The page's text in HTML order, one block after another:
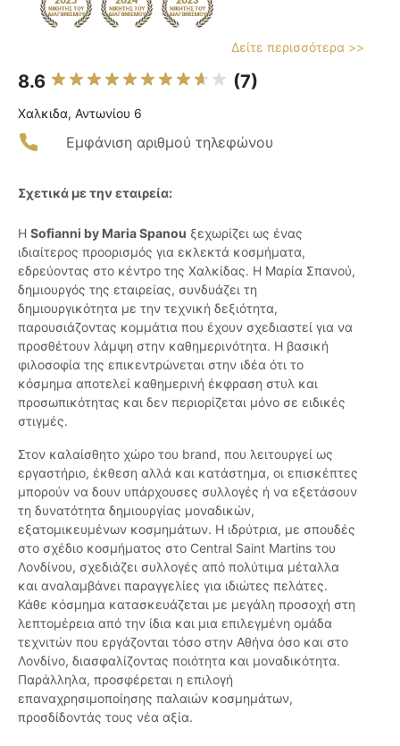
Δείτε περισσότερα >>
8.6 (7)
Χαλκιδα, Αντωνίου 6
Εμφάνιση αριθμού τηλεφώνου
Σχετικά με την εταιρεία:
Η Sofianni by Maria Spanou ξεχωρίζει ως ένας
ιδιαίτερος προορισμός για εκλεκτά κοσμήματα,
εδρεύοντας στο κέντρο της Χαλκίδας. Η Μαρία Σπανού,
δημιουργός της εταιρείας, συνδυάζει τη
δημιουργικότητα με την τεχνική δεξιότητα,
παρουσιάζοντας κομμάτια που έχουν σχεδιαστεί για να
προσθέτουν λάμψη στην καθημερινότητα. Η βασική
φιλοσοφία της επικεντρώνεται στην ιδέα ότι το
κόσμημα αποτελεί καθημερινή έκφραση στυλ και
προσωπικότητας και δεν περιορίζεται μόνο σε ειδικές
στιγμές.
Στον καλαίσθητο χώρο του brand, που λειτουργεί ως
εργαστήριο, έκθεση αλλά και κατάστημα, οι επισκέπτες
μπορούν να δουν υπάρχουσες συλλογές ή να εξετάσουν
τη δυνατότητα δημιουργίας μοναδικών,
εξατομικευμένων κοσμημάτων. Η ιδρύτρια, με σπουδές
στο σχέδιο κοσμήματος στο Central Saint Martins του
Λονδίνου, σχεδιάζει συλλογές από πολύτιμα μέταλλα
και αναλαμβάνει παραγγελίες για ιδιώτες πελάτες.
Κάθε κόσμημα κατασκευάζεται με μεγάλη προσοχή στη
λεπτομέρεια από την ίδια και μια επιλεγμένη ομάδα
τεχνιτών που εργάζονται τόσο στην Αθήνα όσο και στο
Λονδίνο, διασφαλίζοντας ποιότητα και μοναδικότητα.
Παράλληλα, προσφέρεται η επιλογή
επαναχρησιμοποίησης παλαιών κοσμημάτων,
προσδίδοντάς τους νέα αξία.